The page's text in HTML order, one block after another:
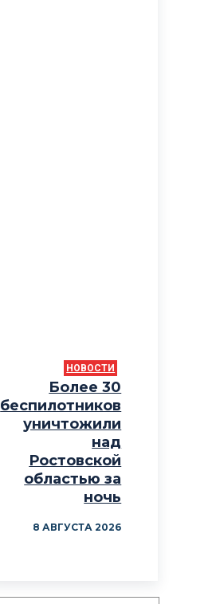
НОВОСТИ
Более 30
беспилотников
уничтожили
над
Ростовской
областью за
ночь
8 АВГУСТА 2026